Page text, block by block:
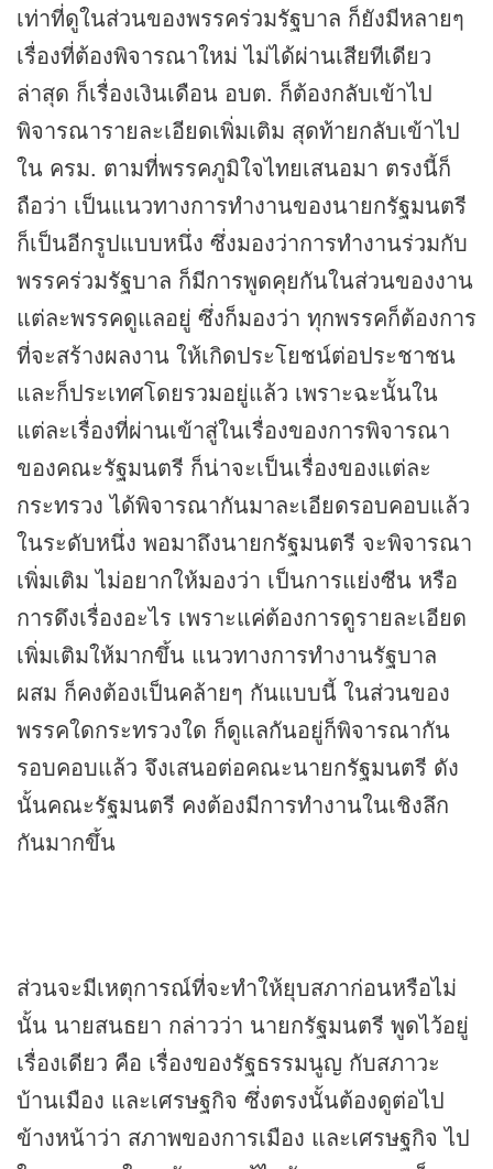
เท่าที่ดูในส่วนของพรรคร่วมรัฐบาล ก็ยังมีหลายๆ
เรื่องที่ต้องพิจารณาใหม่ ไม่ได้ผ่านเสียทีเดียว
ล่าสุด ก็เรื่องเงินเดือน อบต. ก็ต้องกลับเข้าไป
พิจารณารายละเอียดเพิ่มเติม สุดท้ายกลับเข้าไป
ใน ครม. ตามที่พรรคภูมิใจไทยเสนอมา ตรงนี้ก็
ถือว่า เป็นแนวทางการทำงานของนายกรัฐมนตรี
ก็เป็นอีกรูปแบบหนึ่ง ซึ่งมองว่าการทำงานร่วมกับ
พรรคร่วมรัฐบาล ก็มีการพูดคุยกันในส่วนของงาน
แต่ละพรรคดูแลอยู่ ซึ่งก็มองว่า ทุกพรรคก็ต้องการ
ที่จะสร้างผลงาน ให้เกิดประโยชน์ต่อประชาชน
และก็ประเทศโดยรวมอยู่แล้ว เพราะฉะนั้นใน
แต่ละเรื่องที่ผ่านเข้าสู่ในเรื่องของการพิจารณา
ของคณะรัฐมนตรี ก็น่าจะเป็นเรื่องของแต่ละ
กระทรวง ได้พิจารณากันมาละเอียดรอบคอบแล้ว
ในระดับหนึ่ง พอมาถึงนายกรัฐมนตรี จะพิจารณา
เพิ่มเติม ไม่อยากให้มองว่า เป็นการแย่งซีน หรือ
การดึงเรื่องอะไร เพราะแค่ต้องการดูรายละเอียด
เพิ่มเติมให้มากขึ้น แนวทางการทำงานรัฐบาล
ผสม ก็คงต้องเป็นคล้ายๆ กันแบบนี้ ในส่วนของ
พรรคใดกระทรวงใด ก็ดูแลกันอยู่ก็พิจารณากัน
รอบคอบแล้ว จึงเสนอต่อคณะนายกรัฐมนตรี ดัง
นั้นคณะรัฐมนตรี คงต้องมีการทำงานในเชิงลึก
กันมากขึ้น
ส่วนจะมีเหตุการณ์ที่จะทำให้ยุบสภาก่อนหรือไม่
นั้น นายสนธยา กล่าวว่า นายกรัฐมนตรี พูดไว้อยู่
เรื่องเดียว คือ เรื่องของรัฐธรรมนูญ กับสภาวะ
บ้านเมือง และเศรษฐกิจ ซึ่งตรงนั้นต้องดูต่อไป
ข้างหน้าว่า สภาพของการเมือง และเศรษฐกิจ ไป